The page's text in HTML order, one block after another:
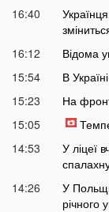
16:40
16:12
Відома
15:54
В
15:23
На
15:05
14:53
У ліцеї
14:26
У
річного